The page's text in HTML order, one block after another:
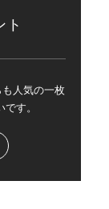
ト
人気の一枚
す。